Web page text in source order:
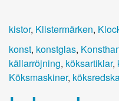
kistor, Klistermärken,
konst, konstglas,
källarröjning, köksartiklar,
Köksmaskiner,